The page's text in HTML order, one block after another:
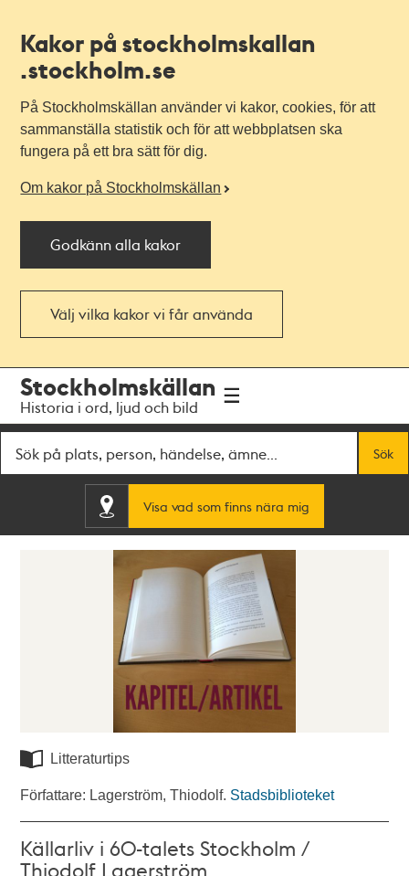
Kakor på stockholmskallan
.stockholm.se
På Stockholmskällan använder vi kakor, cookies, för att
sammanställa statistik och för att webbplatsen ska
fungera på ett bra sätt för dig.
Om kakor på Stockholmskällan
Godkänn alla kakor
Välj vilka kakor vi får använda
navigationen
huvudinnehållet
Stockholmskällan
Historia i ord, ljud och bild
Sök
Visa vad som finns nära mig
Litteraturtips
Författare: Lagerström, Thiodolf. Stadsbiblioteket
Källarliv i 60-talets Stockholm /
Thiodolf Lagerström